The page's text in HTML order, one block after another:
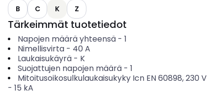
B C K Z
Tärkeimmät tuotetiedot
Napojen määrä yhteensä- 1
Nimellisvirta- 40 A
Laukaisukäyrä- K
Suojattujen napojen määrä- 1
Mitoitusoikosulkulaukaisukyky Icn EN 60898, 230 V
- 15 kA